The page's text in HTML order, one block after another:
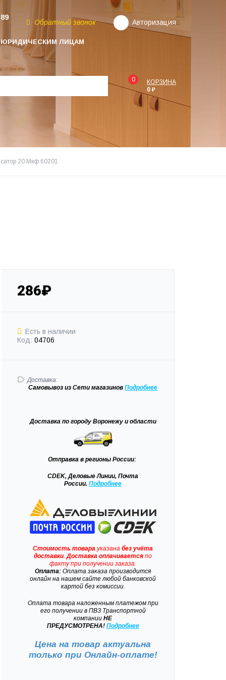
ЮРИДИЧЕСКИМ ЛИЦАМ
Обратный звонок Авторизация
0
КОРЗИНА
0 ₽
20 Мкф 60201
286₽
Есть в наличии
Код: 04706
Доставка:
Самовывозиз Сети магазиновПодробнее
Доставкапо городу Воронежу и области
Отправка в регионы России:
CDEK, Деловые Линии, Почта
России.Подробнее
Стоимость товара указанабез учёта
доставки .Доставка оплачивается по
факту при получении заказа.
Оплата: Оплата заказа производится
онлайн на нашем сайте любой банковской
картой без комиссии.
Оплата товара наложенным платежом при
его получении в ПВЗ Транспортной
компании НЕ
ПРЕДУСМОТРЕНА! Подробнее
Цена на товар актуальна
только при Онлайн-оплате!